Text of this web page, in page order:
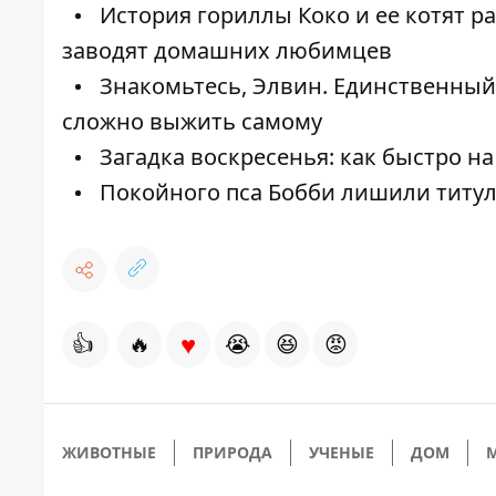
История гориллы Коко и ее котят
заводят домашних любимцев
Знакомьтесь, Элвин.
сложно выжить самому
Загадка воскресенья: как быстро
Покойного пса Бобби лишили
👍 🔥 ♥ 😭 😆 😡
ЖИВОТНЫЕ ПРИРОДА УЧЕНЫЕ ДОМ